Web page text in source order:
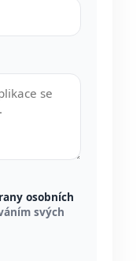
osobních
svých